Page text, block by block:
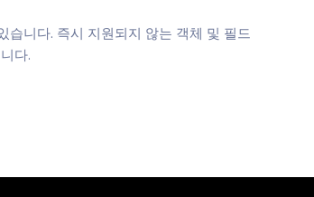
니다. 즉시 지원되지 않는 객체 및 필드
다.